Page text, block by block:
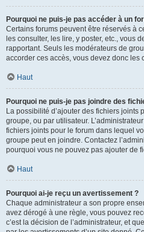
Pourquoi ne puis-je pas accéder à un
Certains forums peuvent être réservés à
les consulter, les lire, y poster, etc., vous
rapportant. Seuls les modérateurs de
accorder ces accès, vous devez donc les
Haut
Pourquoi ne puis-je pas joindre des
La possibilité d’ajouter des fichiers joints
groupe, ou par utilisateur.
fichiers joints pour le forum dans lequel
groupe peut en joindre. Contactez
pourquoi vous ne pouvez pas ajouter de
Haut
Pourquoi ai-je reçu un avertissement ?
Chaque administrateur a son propre
avez dérogé à une règle, vous pouvez
c’est la décision de l’administrateur, et